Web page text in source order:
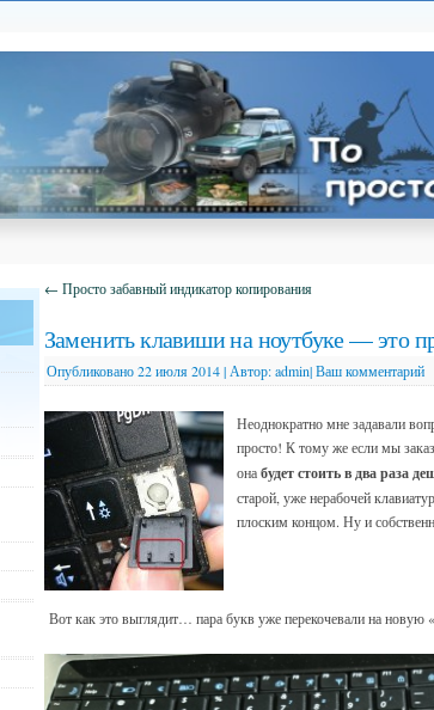
← Просто забавный индикатор копирования
Заменить клавиши на ноутбуке — это
Опубликовано 22 июля 2014|Автор: admin| Ваш комментарий
Неоднократно мне задавали
просто! К тому же если мы
онабудет стоить в два раза
старой, уже нерабочей
плоским концом. Ну и
Вот как это выглядит… пара букв уже перекочевали на новую